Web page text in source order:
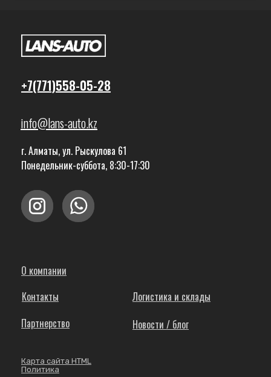
Карта сайта HTML
Политика
О компании
Контакты
Партнерство
Логистика и склады
+7(771)558-05-28
info@lans-auto.kz
г. Алматы, ул. Рыскулова 61
Понедельник-суббота, 8:30-17:30
Новости / блог